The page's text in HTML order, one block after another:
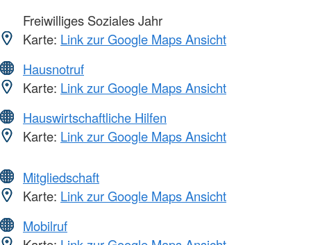
Freiwilliges Soziales Jahr
Karte: Link zur Google Maps Ansicht
Hausnotruf
Karte: Link zur Google Maps Ansicht
Hauswirtschaftliche Hilfen
Karte: Link zur Google Maps Ansicht
Mitgliedschaft
Karte: Link zur Google Maps Ansicht
Mobilruf